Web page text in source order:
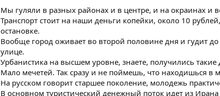
Мы гуляли в разных районах и в центре, и на окраинах и
Транспорт стоит на наши деньги копейки, около 10
остановке.
Вообще город оживает во второй половине дня и гудит
улице.
Урбанистика на высшем уровне, знаете, получились
Мало мечетей. Так сразу и не поймешь, что находишься в
На русском говорит старшее поколение, молодежь
В основном туристический денежный поток идет из